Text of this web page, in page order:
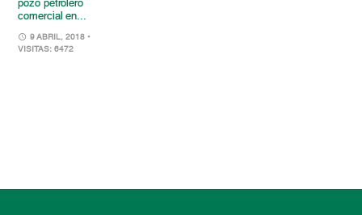
pozo petrolero
comercial en...
9 ABRIL, 2018 •
VISITAS: 6472